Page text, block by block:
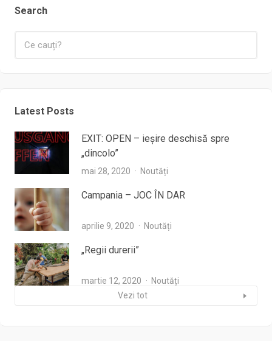
Search
Latest Posts
EXIT: OPEN – ieşire deschisă spre
„dincolo”
mai 28, 2020 Noutăți
Campania – JOC ÎN DAR
aprilie 9, 2020 Noutăți
„Regii durerii”
martie 12, 2020
Noutăți
Vezi tot